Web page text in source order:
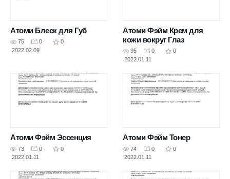
Атоми Блеск для Губ
75 0
0
2022.02.09
Атоми Фэйм Крем для
кожи вокруг Глаз
95 0
0
2022.01.11
Атоми Фэйм Эссенция
73 0
0
2022.01.11
Атоми Фэйм Тонер
74 0
0
2022.01.11